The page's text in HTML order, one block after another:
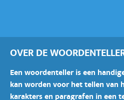
OVER DE
Een woordenteller is een
kan worden voor het tellen van
karakters en paragrafen in een